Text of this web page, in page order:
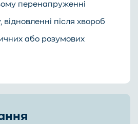
перенапруженні
відновленні після хвороб
або розумових